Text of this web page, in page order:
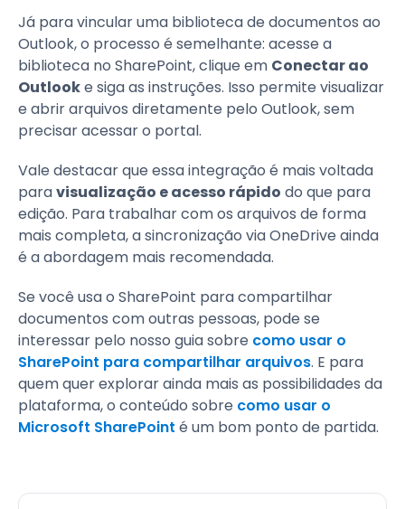
Já para vincular uma biblioteca de documentos ao
Outlook, o processo é semelhante: acesse a
biblioteca no SharePoint, clique em Conectar ao
Outlooke siga as instruções. Isso permite visualizar
e abrir arquivos diretamente pelo Outlook, sem
precisar acessar o portal.
Vale destacar que essa integração é mais voltada
paravisualização e acesso rápido do que para
edição. Para trabalhar com os arquivos de forma
mais completa, a sincronização via OneDrive ainda
é a abordagem mais recomendada.
Se você usa o SharePoint para compartilhar
documentos com outras pessoas, pode se
interessar pelo nosso guia sobre como usar o
SharePoint para compartilhar arquivos. E para
quem quer explorar ainda mais as possibilidades da
plataforma, o conteúdo sobre como usar o
Microsoft SharePoint é um bom ponto de partida.